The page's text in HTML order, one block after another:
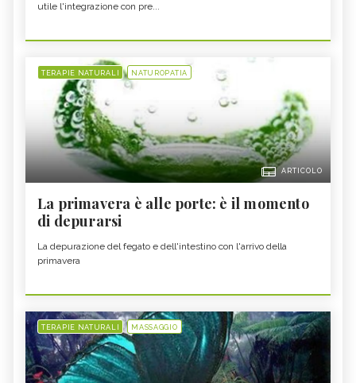
utile l'integrazione con pre...
TERAPIE NATURALI NATUROPATIA
ARTICOLO
La primavera è alle porte: è il momento
di depurarsi
La depurazione del fegato e dell'intestino con l'arrivo della
primavera
TERAPIE NATURALI MASSAGGIO